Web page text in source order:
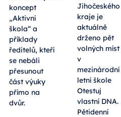
koncept
„Aktivní
škola“ a
příklady
ředitelů, kteří
se nebáli
přesunout
část výuky
přímo na
dvůr.
Jihočeského
kraje je
aktuálně
drženo pět
volných míst
v
mezinárodní
letní škole
Otestuj
vlastní DNA.
Pětidenní